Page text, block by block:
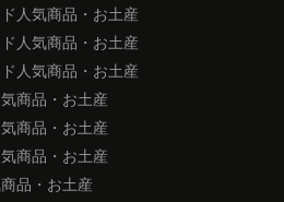
人気商品・お土産
人気商品・お土産
人気商品・お土産
商品・お土産
商品・お土産
商品・お土産
品・お土産